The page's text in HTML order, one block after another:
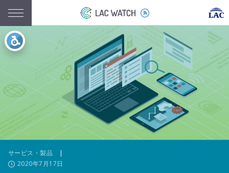
サービス・製品 |
2020年7月17日